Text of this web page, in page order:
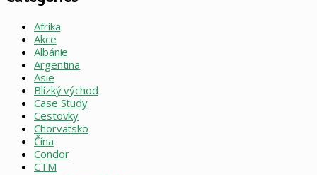
Afrika
Akce
Albánie
Argentina
Asie
Blízký východ
Case Study
Cestovky
Chorvatsko
Čína
Condor
CTM